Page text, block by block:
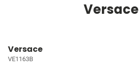
Versace
Versace
VE1163B